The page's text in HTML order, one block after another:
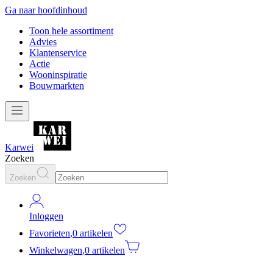
Ga naar hoofdinhoud
Toon hele assortiment
Advies
Klantenservice
Actie
Wooninspiratie
Bouwmarkten
Karwei
Zoeken
Zoeken
Inloggen
Favorieten,0 artikelen
Winkelwagen,0 artikelen